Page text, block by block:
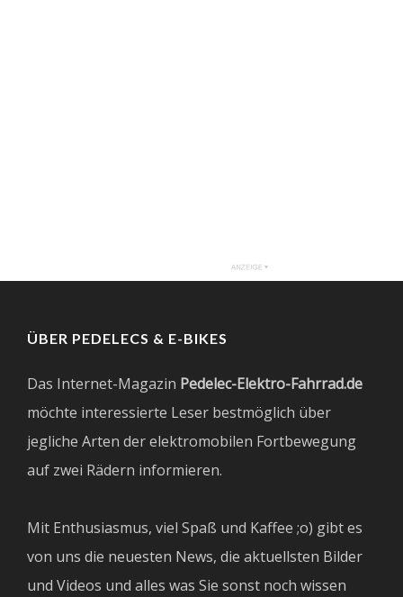
ÜBER PEDELECS & E-BIKES
Das Internet-Magazin Pedelec-Elektro-Fahrrad.de
möchte interessierte Leser bestmöglich über
jegliche Arten der elektromobilen Fortbewegung
auf zwei Rädern informieren.
Mit Enthusiasmus, viel Spaß und Kaffee ;o) gibt es
von uns die neuesten News, die aktuellsten Bilder
und Videos und alles was Sie sonst noch wissen